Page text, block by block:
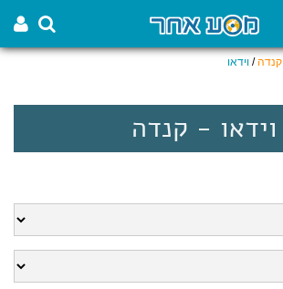
קנדה/ וידאו
וידאו - קנדה